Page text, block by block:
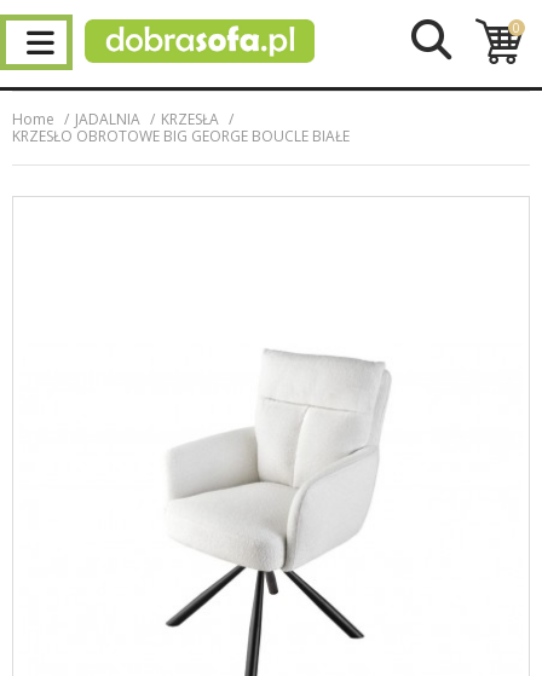
0
Home JADALNIA
KRZESŁA
KRZESŁO OBROTOWE BIG GEORGE BOUCLE BIAŁE